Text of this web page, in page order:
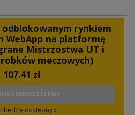
odblokowanym rynkiem
WebApp na platformę
Mistrzostwa UT i
meczowych)
107.41 zł
NIEDOSTEPNY
będzie dostępny »